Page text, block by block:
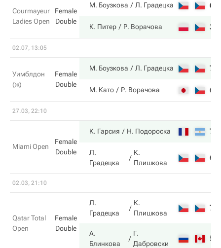
Courmayeur
Ladies Open
Female
Double
М. Боузкова Л. Градецка 6
К. Питер Р. Ворачова 3
02.07, 13:05
Уимблдон
(ж)
Female
Double
М. Боузкова Л. Градецка 7
М. Като Р. Ворачова 6
27.03, 22:10
Miami Open
Female
Double
К. Гарсия Н. Подороска 7
Л.
Градецка
К.
Плишкова
6
02.03, 21:10
Qatar Total
Open
Female
Double
Л.
Градецка
К.
Плишкова
7
А.
Блинкова
Г.
Дабровски
5